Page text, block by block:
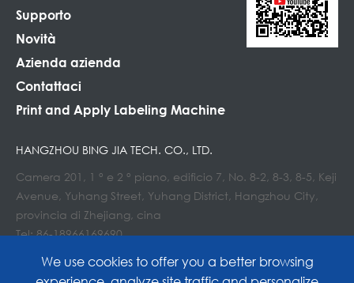
Supporto
Novità
Azienda azienda
Contattaci
Print and Apply Labeling Machine
HANGZHOU BING JIA TECH. CO., LTD.
Camera 201, 1 ° e 2 ° piano, edificio 7, No. 8-2, 8-3, 8-5, Keji
Avenue, Yuhang Street, Yuhang District, Hangzhou City,
provincia di Zhejiang, cina
Tel: 86-18966169690
We use cookies to offer you a better browsing